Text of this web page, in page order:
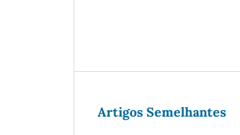
Artigos Semelhantes